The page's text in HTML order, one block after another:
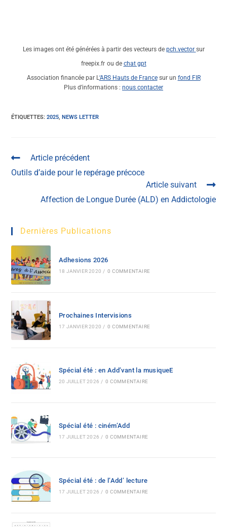
Les images ont été générées à partir des vecteurs de pch.vector sur
freepix.fr ou de chat gpt
Association financée par L ‘ARS Hauts de Francesur un fond FIR
Plus d’informations : nous contacter
ÉTIQUETTES:2025, NEWS LETTER
Article précédent
Outils d’aide pour le repérage précoce
Article suivant
Affection de Longue Durée (ALD) en Addictologie
Dernières Publications
Adhesions 2026
18 JANVIER 2020 / 0 COMMENTAIRE
Prochaines Intervisions
17 JANVIER 2020 / 0 COMMENTAIRE
Spécial été : en Add’vant la musiqueE
20 JUILLET 2026 / 0 COMMENTAIRE
Spécial été : ciném’Add
17 JUILLET 2026 / 0 COMMENTAIRE
Spécial été : de l’Add’ lecture
17 JUILLET 2026 / 0 COMMENTAIRE